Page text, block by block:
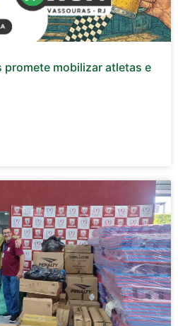
promete mobilizar atletas e